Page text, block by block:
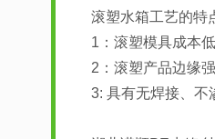
滚塑水箱工艺的
1：滚塑模具成本
2：滚塑产品边缘
3: 具有无焊接、不